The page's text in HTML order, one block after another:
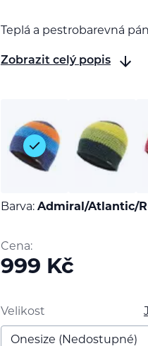
Teplá a pestrobarevná
Zobrazit celý popis
Barva: Admiral/Atlantic/
Cena:
999 Kč
Velikost